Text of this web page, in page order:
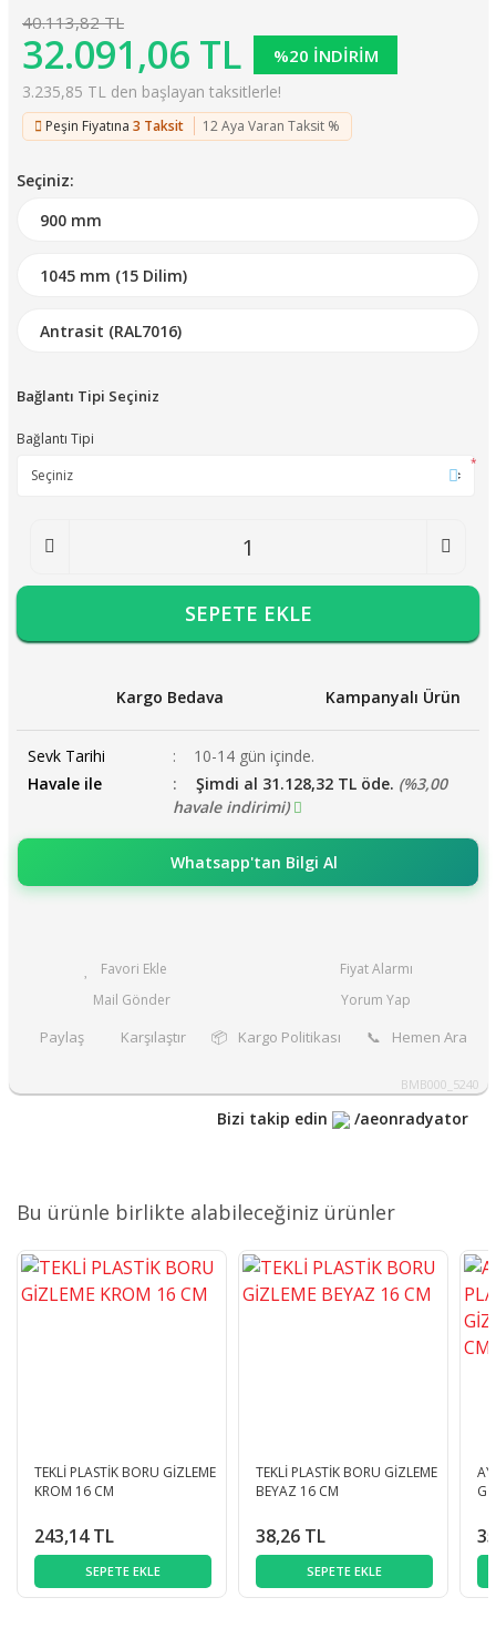
40.113,82 TL
32.091,06 TL %20 İNDİRİM
3.235,85 TL den başlayan taksitlerle!
Peşin Fiyatına 3 Taksit 12 Aya Varan Taksit %
Seçiniz:
Bağlantı Tipi Seçiniz
Bağlantı Tipi
*
SEPETE EKLE
Kargo Bedava Kampanyalı Ürün
Sevk Tarihi
10-14 gün içinde.
Havale ile
Şimdi al 31.128,32 TL öde. (%3,00
havale indirimi)
Whatsapp'tan Bilgi Al
Fiyat Alarmı
Mail Gönder
Yorum Yap
Paylaş Karşılaştır 📦 Kargo Politikası 📞 Hemen Ara
BMB000_5240
Bizi takip edin /aeonradyator
Bu ürünle birlikte alabileceğiniz ürünler
TEKLİ PLASTİK BORU GİZLEME
KROM 16 CM
243,14 TL
SEPETE EKLE
TEKLİ PLASTİK BORU GİZLEME
BEYAZ 16 CM
38,26 TL
SEPETE EKLE